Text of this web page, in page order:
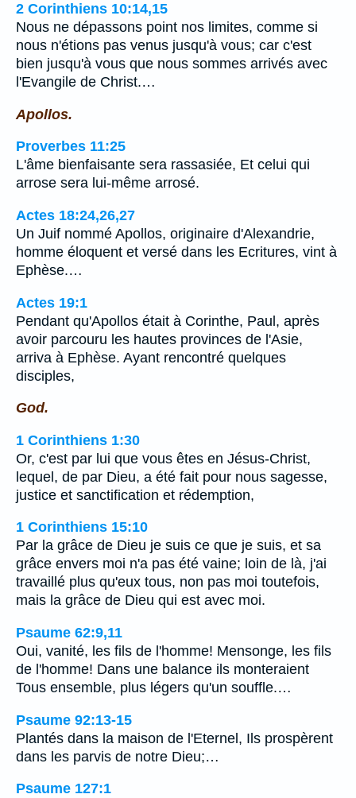
2 Corinthiens 10:14,15
Nous ne dépassons point nos limites, comme si
nous n'étions pas venus jusqu'à vous; car c'est
bien jusqu'à vous que nous sommes arrivés avec
l'Evangile de Christ.…
Apollos.
Proverbes 11:25
L'âme bienfaisante sera rassasiée, Et celui qui
arrose sera lui-même arrosé.
Actes 18:24,26,27
Un Juif nommé Apollos, originaire d'Alexandrie,
homme éloquent et versé dans les Ecritures, vint à
Ephèse.…
Actes 19:1
Pendant qu'Apollos était à Corinthe, Paul, après
avoir parcouru les hautes provinces de l'Asie,
arriva à Ephèse. Ayant rencontré quelques
disciples,
God.
1 Corinthiens 1:30
Or, c'est par lui que vous êtes en Jésus-Christ,
lequel, de par Dieu, a été fait pour nous sagesse,
justice et sanctification et rédemption,
1 Corinthiens 15:10
Par la grâce de Dieu je suis ce que je suis, et sa
grâce envers moi n'a pas été vaine; loin de là, j'ai
travaillé plus qu'eux tous, non pas moi toutefois,
mais la grâce de Dieu qui est avec moi.
Psaume 62:9,11
Oui, vanité, les fils de l'homme! Mensonge, les fils
de l'homme! Dans une balance ils monteraient
Tous ensemble, plus légers qu'un souffle.…
Psaume 92:13-15
Plantés dans la maison de l'Eternel, Ils prospèrent
dans les parvis de notre Dieu;…
Psaume 127:1